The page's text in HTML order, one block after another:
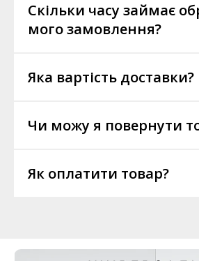
Скільки часу займає
мого замовлення?
Яка вартість доставки?
Чи можу я повернути
Як оплатити товар?